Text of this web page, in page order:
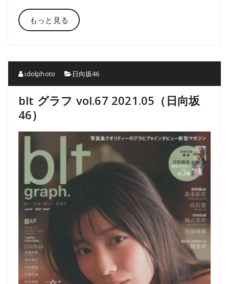
もっと見る
idolphoto 日向坂46
blt グラフ vol.67 2021.05（日向坂
46）